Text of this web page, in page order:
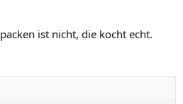
ist nicht, die kocht echt.